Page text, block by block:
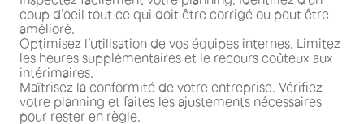
coup d’oeil tout ce qui doit être corrigé ou peut être
amélioré.
Optimisez l’utilisation de vos équipes internes. Limitez
les heures supplémentaires et le recours coûteux aux
intérimaires.
Maîtrisez la conformité de votre entreprise. Vérifiez
votre planning et faites les ajustements nécessaires
pour rester en règle.